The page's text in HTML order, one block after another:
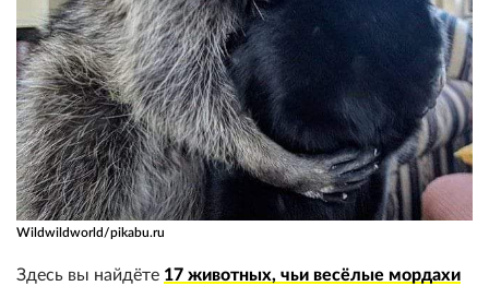
Wildwildworld/pikabu.ru
Здесь вы найдёте 17 животных, чьи весёлые мордахи